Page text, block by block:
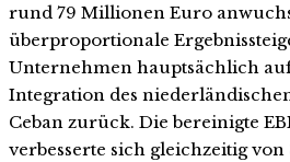
rund 79 Millionen Euro
überproportionale
Unternehmen hauptsächlich
Integration des
Ceban zurück. Die bereinigte
verbesserte sich gleichzeitig von